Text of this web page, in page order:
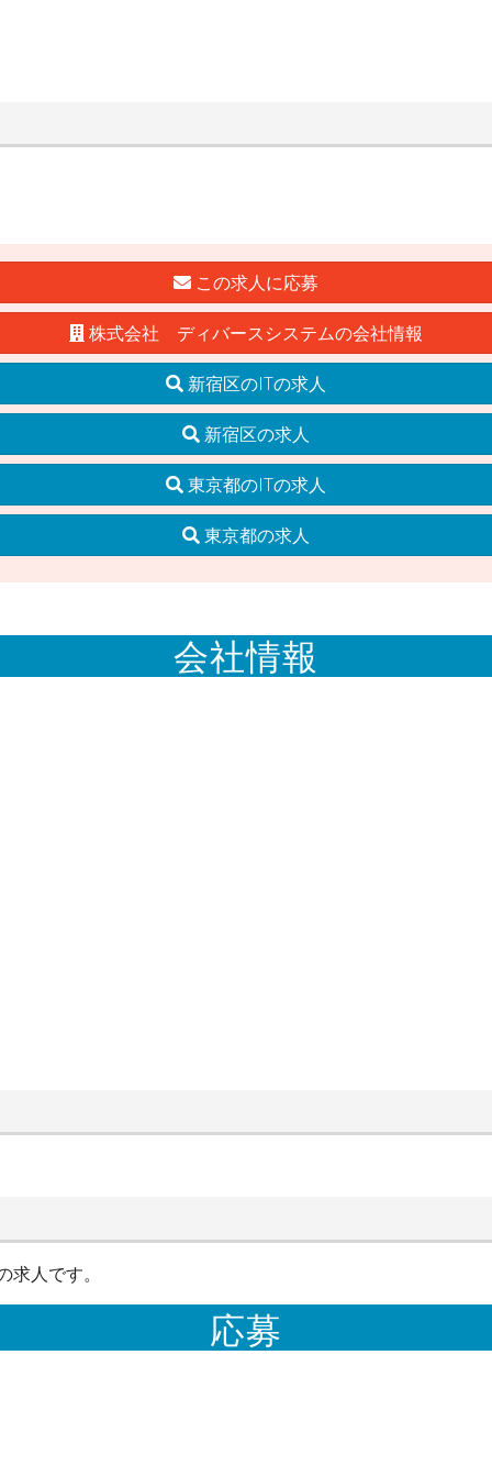
この求人に応募
株式会社 ディバースシステムの会社情報
新宿区のITの求人
新宿区の求人
東京都のITの求人
東京都の求人
会社情報
求人です。
応募